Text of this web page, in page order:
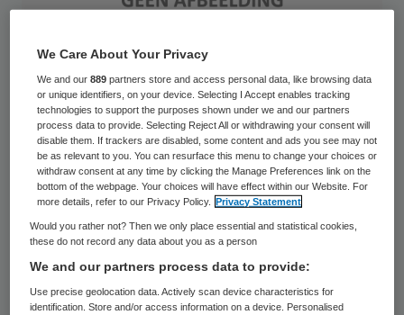
Het VU medisch centrum (VUmc) en het
Academisch Medisch Centrum (AMC) doen
een hernieuwde poging tot een bestuurlijke
fusie. Op hun verzoek buigt de Nederlandse
Zorgautoriteit (NZa) zich hier momenteel
over. De twee umc’s willen bovendien nog
dit najaar een fusieverzoek indienen bij de
Autoriteit Consument en Markt (ACM).
We Care About Your Privacy
We and our889 partners store and access personal data, like browsing data
or unique identifiers, on your device. Selecting I Accept enables tracking
technologies to support the purposes shown under we and our partners
process data to provide. Selecting Reject All or withdrawing your consent will
disable them. If trackers are disabled, some content and ads you see may not
be as relevant to you. You can resurface this menu to change your choices or
withdraw consent at any time by clicking the Manage Preferences link on the
bottom of the webpage. Your choices will have effect within our Website. For
more details, refer to our Privacy Policy.
Privacy Statement
Would you rather not? Then we only place essential and statistical cookies,
these do not record any data about you as a person
We and our partners process data to provide:
Use precise geolocation data. Actively scan device characteristics for
identification. Store and/or access information on a device. Personalised